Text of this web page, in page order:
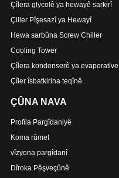
Çîlera glycolê ya hewayê sarkirî
Çiller Pîşesazî ya Hewayî
Hewa sarbûna Screw Chiller
Cooling Tower
Çîlera kondenserê ya evaporative
Çîler îsbatkirina teqînê
ÇÛNA NAVA
Profîla Pargîdaniyê
Koma rûmet
vîzyona pargîdanî
Dîroka Pêşveçûnê